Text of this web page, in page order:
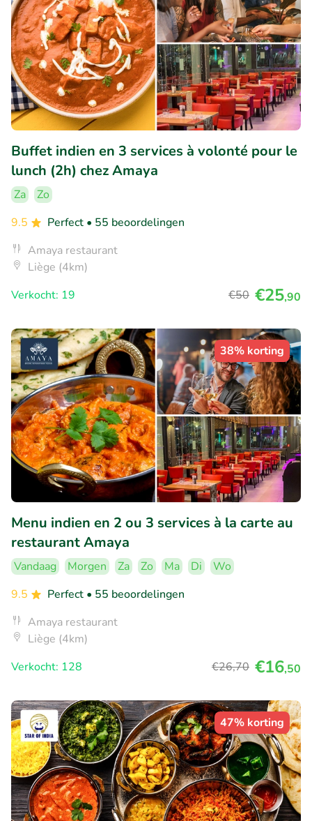
Buffet indien en 3 services à volonté pour le
lunch (2h) chez Amaya
Za
Zo
9.5
Perfect • 55 beoordelingen
Amaya restaurant
Liège (4km)
Verkocht: 19
€50 €25,90
38% korting
Menu indien en 2 ou 3 services à la carte au
restaurant Amaya
Vandaag Morgen Za Zo Ma Di
Wo
9.5
Perfect • 55 beoordelingen
Amaya restaurant
Liège (4km)
Verkocht: 128
€26,70 €16,50
47% korting